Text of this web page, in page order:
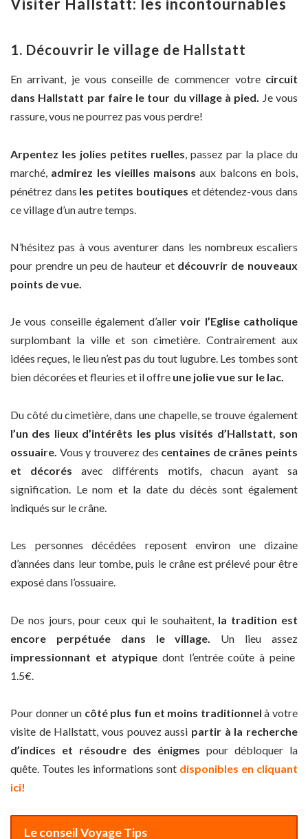
Visiter Hallstatt: les incontournables
1. Découvrir le village de Hallstatt
En arrivant, je vous conseille de commencer votre circuit
dans Hallstatt par faire le tour du village à pied. Je vous
rassure, vous ne pourrez pas vous perdre!
Arpentez les jolies petites ruelles , passez par la place du
marché, admirez les vieilles maisons aux balcons en bois,
pénétrez dans les petites boutiques et détendez-vous dans
ce village d’un autre temps.
N’hésitez pas à vous aventurer dans les nombreux escaliers
pour prendre un peu de hauteur et découvrir de nouveaux
points de vue.
Je vous conseille également d’allervoir l’Eglise catholique
surplombant la ville et son cimetière. Contrairement aux
idées reçues, le lieu n’est pas du tout lugubre. Les tombes sont
bien décorées et fleuries et il offre une jolie vue sur le lac.
Du côté du cimetière, dans une chapelle, se trouve également
l’un des lieux d’intérêts les plus visités d’Hallstatt, son
ossuaire. Vous y trouverez des centaines de crânes peints
et décorés avec différents motifs, chacun ayant sa
signification. Le nom et la date du décès sont également
indiqués sur le crâne.
Les personnes décédées reposent environ une dizaine
d’années dans leur tombe, puis le crâne est prélevé pour être
exposé dans l’ossuaire.
De nos jours, pour ceux qui le souhaitent, la tradition est
encore perpétuée dans le village.
Un lieu assez
impressionnant et atypiquedont l’entrée coûte à peine
1.5€.
Pour donner un côté plus fun et moins traditionnel à votre
visite de Hallstatt, vous pouvez aussi partir à la recherche
d’indices et résoudre des énigmes pour débloquer la
quête. Toutes les informations sont disponibles en cliquant
ici!
Le conseil Voyage Tips